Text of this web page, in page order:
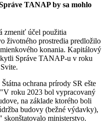
TANAP by sa mohlo
zmeniť účel použitia
životného prostredia predložilo
konania. Kapitálový
Správe TANAP-u v roku
ochrana prírody SR ešte
roku 2023 bol vypracovaný
na základe ktorého boli
budovy (bežné výdavky),
skonštatovalo ministerstvo.